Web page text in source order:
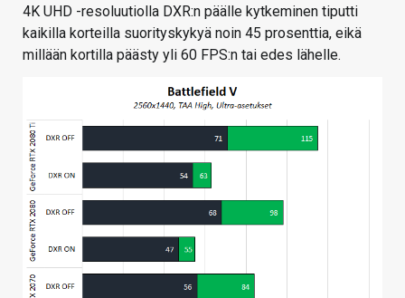
4K UHD -resoluutiolla DXR:n päälle kytkeminen tiputti
kaikilla korteilla suorityskykyä noin 45 prosenttia, eikä
millään kortilla päästy yli 60 FPS:n tai edes lähelle.